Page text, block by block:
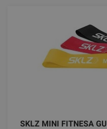
SKLZ MINI FITNESA